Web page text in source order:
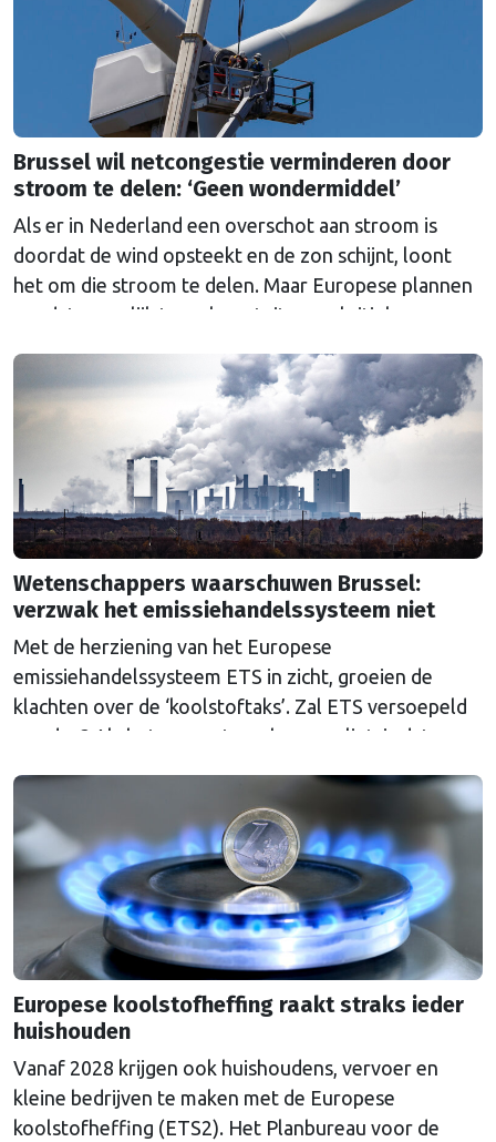
Brussel wil netcongestie verminderen door
stroom te delen: ‘Geen wondermiddel’
Als er in Nederland een overschot aan stroom is
doordat de wind opsteekt en de zon schijnt, loont
het om die stroom te delen. Maar Europese plannen
om dat mogelijk te maken stuiten op kritiek.
Wetenschappers waarschuwen Brussel:
verzwak het emissiehandelssysteem niet
Met de herziening van het Europese
emissiehandelssysteem ETS in zicht, groeien de
klachten over de ‘koolstoftaks’. Zal ETS versoepeld
worden? Als het aan wetenschappers ligt, is dat een
Europese koolstofheffing raakt straks ieder
huishouden
Vanaf 2028 krijgen ook huishoudens, vervoer en
kleine bedrijven te maken met de Europese
koolstofheffing (ETS2). Het Planbureau voor de